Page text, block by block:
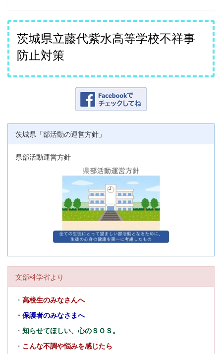
茨城県立藤代紫水高等学校不祥事
防止対策
茨城県「部活動の運営方針」
県部活動運営方針
文部科学省より
・ 高校生のみなさんへ
・ 保護者のみなさまへ
・ 知らせてほしい、心のＳＯＳ。
・ こんな不調や悩みを感じたら